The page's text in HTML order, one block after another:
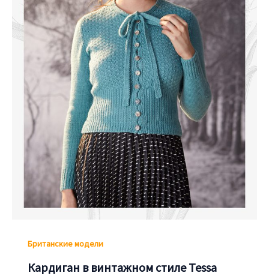
Британские модели
Кардиган в винтажном стиле Tessa